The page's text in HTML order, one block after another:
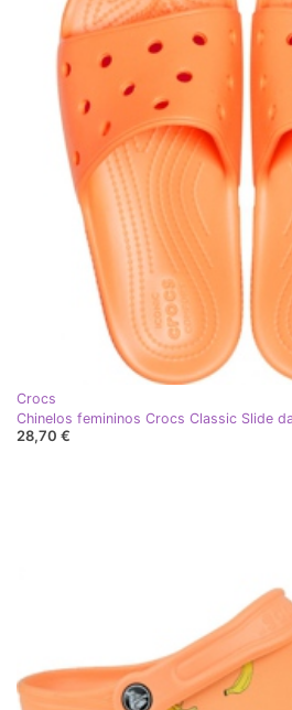
Crocs
Chinelos femininos Crocs Classic Slide
28,70 €